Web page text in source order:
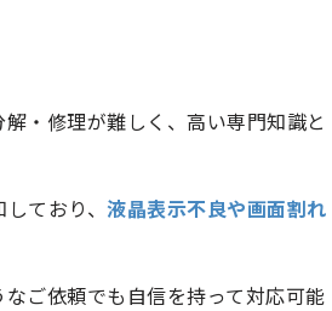
・修理が難しく、高い専門知識と
ており、 液晶表示不良や画面割れ
ご依頼でも自信を持って対応可能